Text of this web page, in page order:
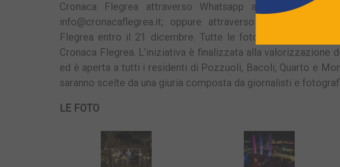
Cronaca Flegrea attraverso Whatsapp al numero
info@cronacaflegrea.it; oppure attraverso Messenger alla
Flegrea entro il 21 dicembre. Tutte le foto saranno
Cronaca Flegrea. L’iniziativa è finalizzata alla valorizzazione
ed è aperta a tutti i residenti di Pozzuoli, Bacoli, Quarto e
saranno scelte da una giuria composta da giornalisti e
LE FOTO